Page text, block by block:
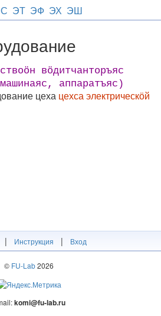
ЭТ ЭФ ЭХ ЭШ
вӧдитчанторъяс
аппаратъяс)
цеха цехса электрическӧй
| Инструкция | Вход
© FU-Lab2026
komi@fu-lab.ru